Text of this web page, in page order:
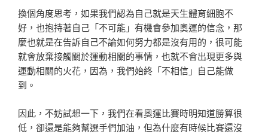
換個角度思考，如果我們認為自己就是天生體育細胞不
好，也抱持著自己「不可能」有機會參加奧運的信念，那
麼也就是在告訴自己不論如何努力都是沒有用的，很可能
就會放棄接觸關於運動相關的事情，也就不會出現更多與
運動相關的火花，因為，我們始終「不相信」自己能做
到。
因此，不妨試想一下，我們在看奧運比賽時明知道勝算很
低，卻還是能夠幫選手們加油，但為什麼有時候比賽還沒